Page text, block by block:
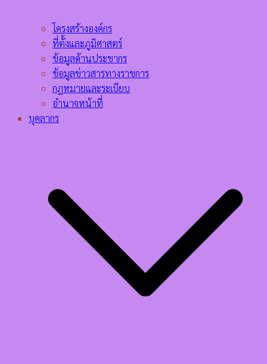
โครงสร้างองค์กร
ที่ตั้งและภูมิศาสตร์
ข้อมูลด้านประชากร
ข้อมูลข่าวสารทางราชการ
กฎหมายและระเบียบ
อำนาจหน้าที่
บุคลากร